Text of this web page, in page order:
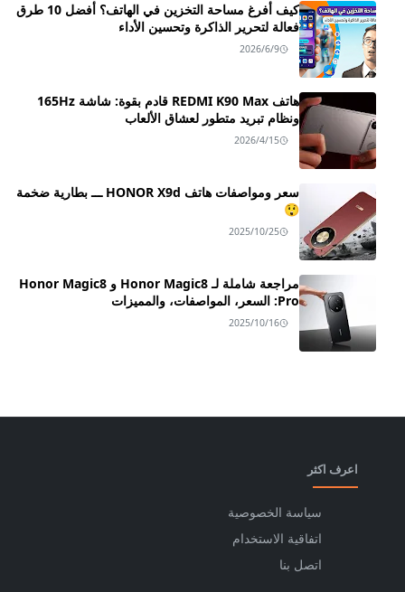
كيف أفرغ مساحة التخزين في الهاتف؟ أفضل 10 طرق
فعالة لتحرير الذاكرة وتحسين الأداء
2026/6/9
هاتف REDMI K90 Max قادم بقوة: شاشة 165Hz
ونظام تبريد متطور لعشاق الألعاب
2026/4/15
سعر ومواصفات هاتف HONOR X9d ـــ بطارية ضخمة
😲
2025/10/25
مراجعة شاملة لـ Honor Magic8 و Honor Magic8
Pro: السعر، المواصفات، والمميزات
2025/10/16
اعرف اكثر
سياسة الخصوصية
اتفاقية الاستخدام
اتصل بنا